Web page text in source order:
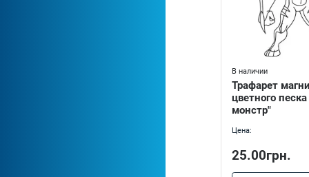
В наличии
Трафарет
цветного
монстр"
Цена:
25.00грн.